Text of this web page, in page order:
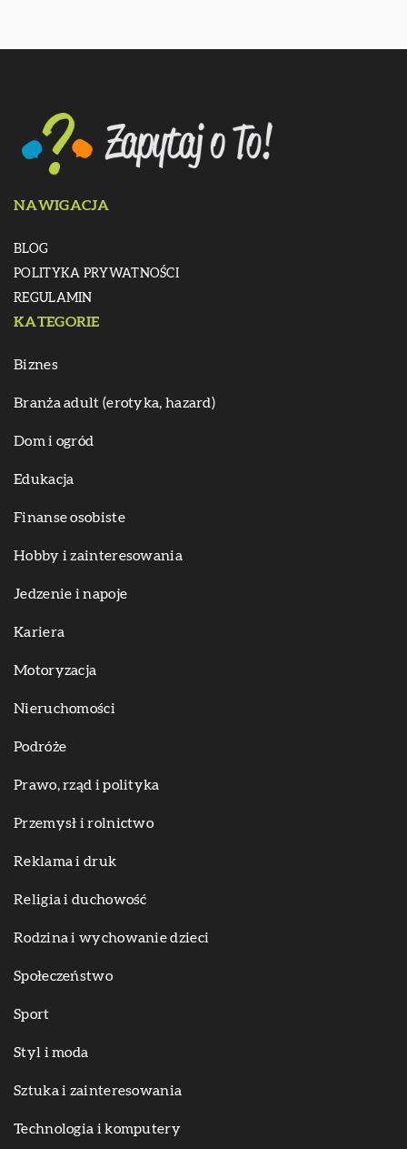
NAWIGACJA
BLOG
POLITYKA PRYWATNOŚCI
REGULAMIN
KATEGORIE
Biznes
Branża adult (erotyka, hazard)
Dom i ogród
Edukacja
Finanse osobiste
Hobby i zainteresowania
Jedzenie i napoje
Kariera
Motoryzacja
Nieruchomości
Podróże
Prawo, rząd i polityka
Przemysł i rolnictwo
Reklama i druk
Religia i duchowość
Rodzina i wychowanie dzieci
Społeczeństwo
Sport
Styl i moda
Sztuka i zainteresowania
Technologia i komputery